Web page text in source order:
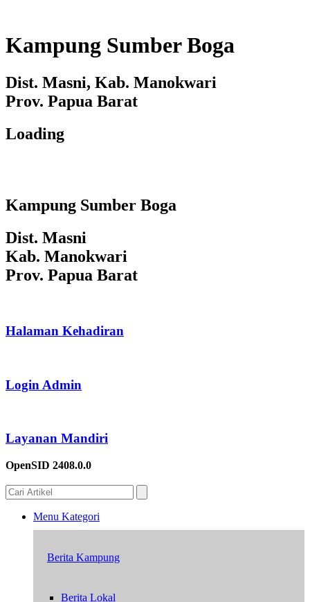
Kampung Sumber Boga
Dist. Masni, Kab. Manokwari
Prov. Papua Barat
Loading
Kampung Sumber Boga
Dist. Masni
Kab. Manokwari
Prov. Papua Barat
Halaman Kehadiran
Login Admin
Layanan Mandiri
OpenSID 2408.0.0
Menu Kategori
Berita Kampung
Berita Lokal